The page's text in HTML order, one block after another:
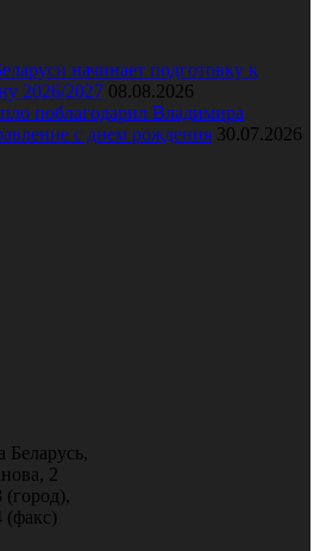
начинает подготовку к
2026/2027 08.08.2026
поблагодарил Владимира
с днем рождения 30.07.2026
Беларусь,
2
(город),
(факс)